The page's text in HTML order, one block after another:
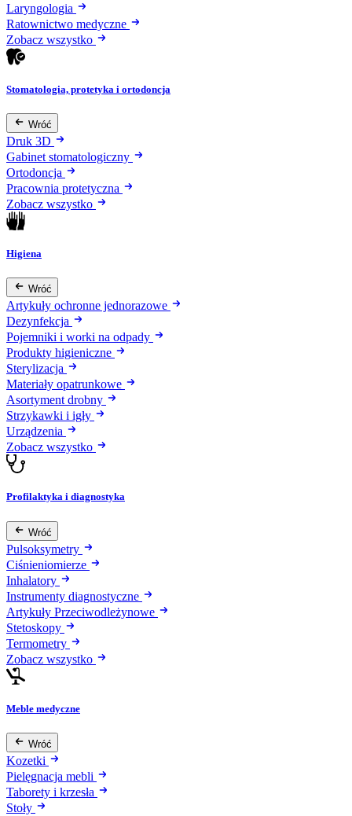
Laryngologia
Ratownictwo medyczne
Zobacz wszystko
Stomatologia, protetyka i ortodoncja
Wróć
Druk 3D
Gabinet stomatologiczny
Ortodoncja
Pracownia protetyczna
Zobacz wszystko
Higiena
Wróć
Artykuły ochronne jednorazowe
Dezynfekcja
Pojemniki i worki na odpady
Produkty higieniczne
Sterylizacja
Materiały opatrunkowe
Asortyment drobny
Strzykawki i igły
Urządzenia
Zobacz wszystko
Profilaktyka i diagnostyka
Wróć
Pulsoksymetry
Ciśnieniomierze
Inhalatory
Instrumenty diagnostyczne
Artykuły Przeciwodleżynowe
Stetoskopy
Termometry
Zobacz wszystko
Meble medyczne
Wróć
Kozetki
Pielęgnacja mebli
Taborety i krzesła
Stoły